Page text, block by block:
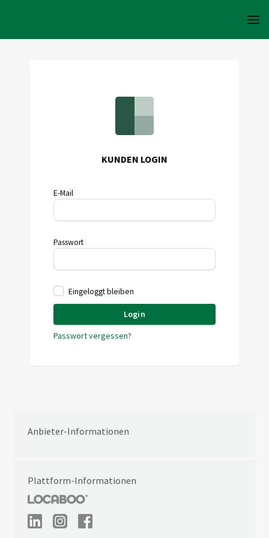
KUNDEN LOGIN
E-Mail
Passwort
Eingeloggt bleiben
Login
Passwort vergessen?
Anbieter-Informationen
Plattform-Informationen